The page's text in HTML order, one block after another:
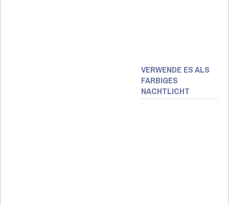
VERWENDE ES ALS
FARBIGES
NACHTLICHT